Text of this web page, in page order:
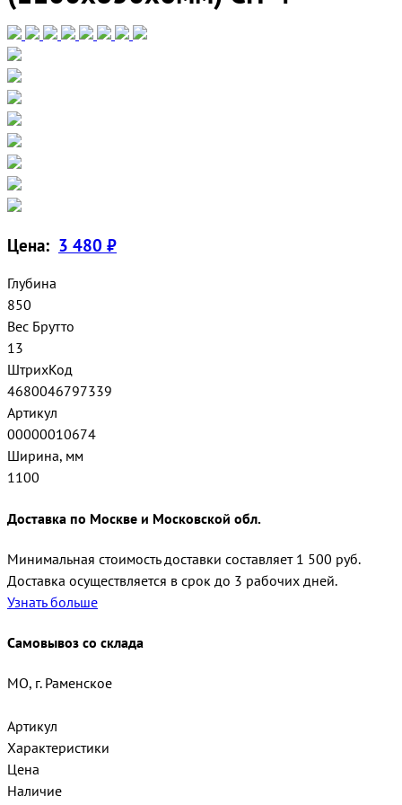
Цена: 3 480 ₽
Глубина
850
Вес Брутто
13
ШтрихКод
4680046797339
Артикул
00000010674
Ширина, мм
1100
Доставка по Москве и Московской обл.
Минимальная стоимость доставки составляет 1 500 руб.
Доставка осуществляется в срок до 3 рабочих дней.
Узнать больше
Самовывоз со склада
МО, г. Раменское
Артикул
Характеристики
Цена
Наличие